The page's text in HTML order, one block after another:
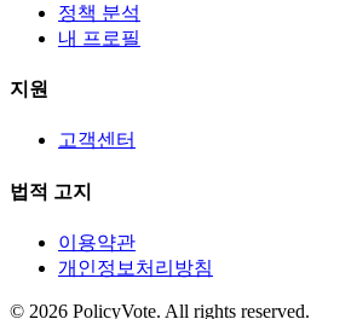
정책 분석
내 프로필
지원
고객센터
법적 고지
이용약관
개인정보처리방침
© 2026 PolicyVote. All rights reserved.